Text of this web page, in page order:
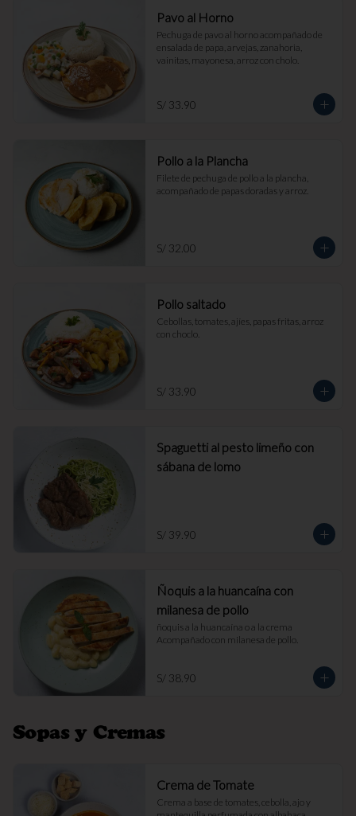
Pavo al Horno
Pechuga de pavo al horno acompañado de
ensalada de papa, arvejas, zanahoria,
vainitas, mayonesa, arroz con cholo.
S/ 33.90
Pollo a la Plancha
Filete de pechuga de pollo a la plancha,
acompañado de papas doradas y arroz.
S/ 32.00
Pollo saltado
Cebollas, tomates, ajíes, papas fritas, arroz
con choclo.
S/ 33.90
Spaguetti al pesto limeño con
sábana de lomo
S/ 39.90
Ñoquis a la huancaína con
milanesa de pollo
ñoquis a la huancaína o a la crema
Acompañado con milanesa de pollo.
S/ 38.90
Sopas y Cremas
Crema de Tomate
Crema a base de tomates, cebolla, ajo y